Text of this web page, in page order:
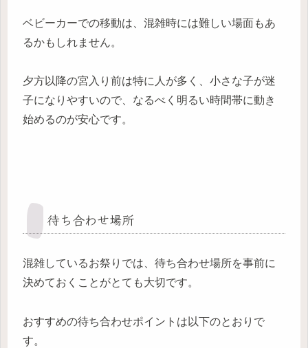
ベビーカーでの移動は、混雑時には難しい場面もあ
るかもしれません。
夕方以降の宮入り前は特に人が多く、小さな子が迷
子になりやすいので、なるべく明るい時間帯に動き
始めるのが安心です。
待ち合わせ場所
混雑しているお祭りでは、待ち合わせ場所を事前に
決めておくことがとても大切です。
おすすめの待ち合わせポイントは以下のとおりで
す。